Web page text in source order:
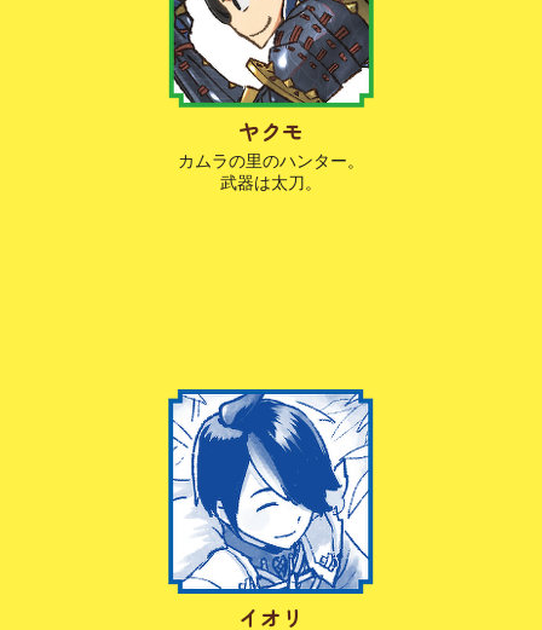
ヤクモ
カムラの里のハンター。
武器は太刀。
イオリ